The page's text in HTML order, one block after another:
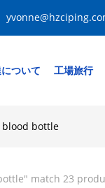
ついて 工場旅行
blood bottle
" match 23